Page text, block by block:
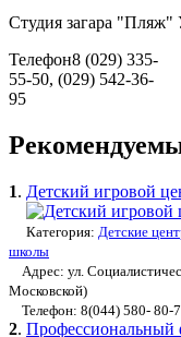
Студия загара "Пляж"
Телефон8 (029) 335-
55-50, (029) 542-36-
95
1. Детский игровой
Категория: Детские
школы
Адрес: ул.
Московской)
Телефон: 8(044) 580- 80-
2.